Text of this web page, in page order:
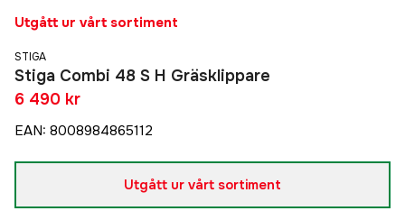
Utgått ur vårt sortiment
STIGA
Stiga Combi 48 S H Gräsklippare
6 490 kr
EAN: 8008984865112
Utgått ur vårt sortiment